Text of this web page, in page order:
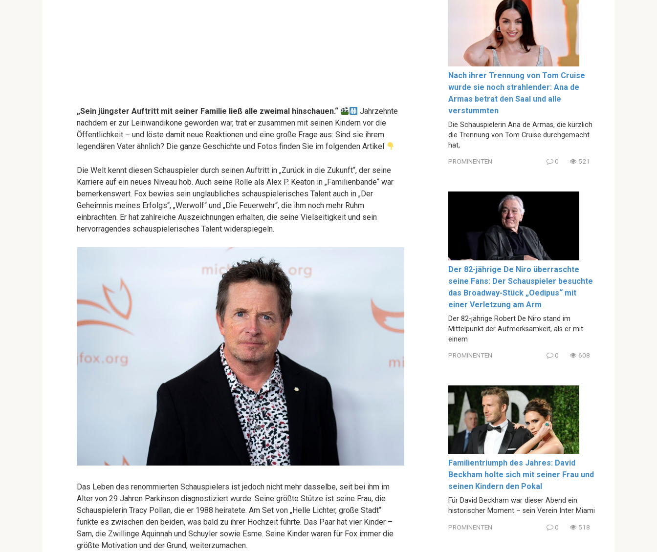
„Sein jüngster Auftritt mit seiner Familie ließ alle zweimal hinschauen.“
Jahrzehnte
nachdem er zur Leinwandikone geworden war, trat er zusammen mit seinen Kindern vor die
Öffentlichkeit – und löste damit neue Reaktionen und eine große Frage aus: Sind sie ihrem
legendären Vater ähnlich? Die ganze Geschichte und Fotos finden Sie im folgenden Artikel
Die Welt kennt diesen Schauspieler durch seinen Auftritt in „Zurück in die Zukunft“, der seine
Karriere auf ein neues Niveau hob. Auch seine Rolle als Alex P. Keaton in „Familienbande“ war
bemerkenswert. Fox bewies sein unglaubliches schauspielerisches Talent auch in „Der
Geheimnis meines Erfolgs“, „Werwolf“ und „Die Feuerwehr“, die ihm noch mehr Ruhm
einbrachten. Er hat zahlreiche Auszeichnungen erhalten, die seine Vielseitigkeit und sein
hervorragendes schauspielerisches Talent widerspiegeln.
Das Leben des renommierten Schauspielers ist jedoch nicht mehr dasselbe, seit bei ihm im
Alter von 29 Jahren Parkinson diagnostiziert wurde. Seine größte Stütze ist seine Frau, die
Schauspielerin Tracy Pollan, die er 1988 heiratete. Am Set von „Helle Lichter, große Stadt“
funkte es zwischen den beiden, was bald zu ihrer Hochzeit führte. Das Paar hat vier Kinder –
Sam, die Zwillinge Aquinnah und Schuyler sowie Esme. Seine Kinder waren für Fox immer die
größte Motivation und der Grund, weiterzumachen.
Nach ihrer Trennung von Tom Cruise
wurde sie noch strahlender: Ana de
Armas betrat den Saal und alle
verstummten
Die Schauspielerin Ana de Armas, die kürzlich
die Trennung von Tom Cruise durchgemacht
hat,
PROMINENTEN 0 521
Der 82-jährige De Niro überraschte
seine Fans: Der Schauspieler besuchte
das Broadway-Stück „Oedipus“ mit
einer Verletzung am Arm
Der 82-jährige Robert De Niro stand im
Mittelpunkt der Aufmerksamkeit, als er mit
einem
PROMINENTEN 0 608
Familientriumph des Jahres: David
Beckham holte sich mit seiner Frau und
seinen Kindern den Pokal
Für David Beckham war dieser Abend ein
historischer Moment – sein Verein Inter Miami
PROMINENTEN 0 518